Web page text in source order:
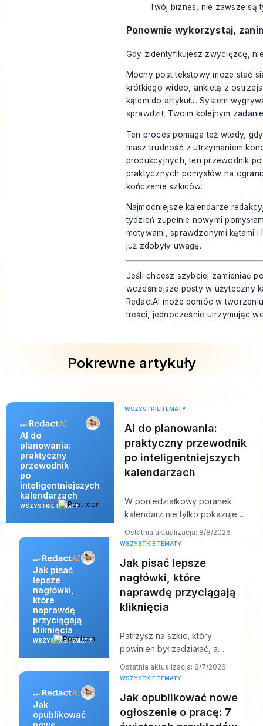
Twój biznes, nie zawsze są
Ponownie wykorzystaj,
Gdy zidentyfikujesz zwycięzcę,
Mocny post tekstowy może stać
krótkiego wideo, ankietą z
kątem do artykułu. System
sprawdził, Twoim kolejnym
Ten proces pomaga też wtedy,
masz trudność z utrzymaniem
produkcyjnych, tenprzewodnik
praktycznych pomysłów na
kończenie szkiców.
Najmocniejsze kalendarze
tydzień zupełnie nowymi
motywami, sprawdzonymi kątami
już zdobyły uwagę.
Jeśli chcesz szybciej zamieniać
wcześniejsze posty w użyteczny
RedactAI może pomóc w
treści, jednocześnie utrzymując
Pokrewne artykuły
AI do
planowania:
praktyczny
przewodnik
po
inteligentniejszych
kalendarzach
WSZYSTKIE TEMATY
WSZYSTKIE TEMATY
AI do planowania:
praktyczny przewodnik
po inteligentniejszych
kalendarzach
W poniedziałkowy poranek
kalendarz nie tylko pokazuje
Twój dzień. On zaczyna z nim
negocjować. Masz
Ostatnia aktualizacja: 8/8/2026
Jak pisać
lepsze
nagłówki,
które
naprawdę
przyciągają
kliknięcia
WSZYSTKIE TEMATY
WSZYSTKIE TEMATY
Jak pisać lepsze
nagłówki, które
naprawdę przyciągają
kliknięcia
Patrzysz na szkic, który
powinien był zadziałać, a
prawdopodobnie pierwszą
Ostatnia aktualizacja: 8/7/2026
Jak
opublikować
WSZYSTKIE TEMATY
Jak opublikować nowe
ogłoszenie o pracę: 7